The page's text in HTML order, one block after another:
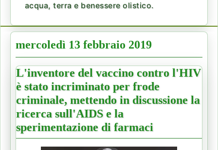
acqua, terra e benessere olistico.
mercoledì 13 febbraio 2019
L'inventore del vaccino contro l'HIV
è stato incriminato per frode
criminale, mettendo in discussione la
ricerca sull'AIDS e la
sperimentazione di farmaci